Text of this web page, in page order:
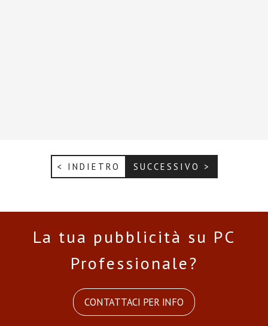
< INDIETRO SUCCESSIVO >
La tua pubblicità su PC
Professionale?
CONTATTACI PER INFO